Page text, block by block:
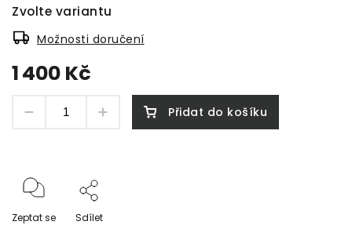
1 400 Kč
Zvolte variantu
Možnosti doručení
Přidat do košíku
Zeptat se Sdílet